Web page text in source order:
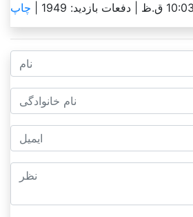
دفعات بازدید: 1949 | چاپ